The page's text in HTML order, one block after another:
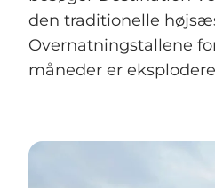
den traditionelle
Overnatningstallene
måneder er